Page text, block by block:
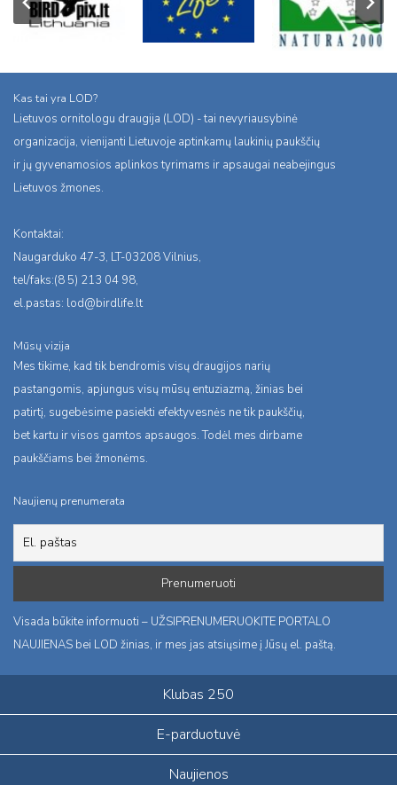
Kas tai yra LOD?
Lietuvos ornitologu draugija (LOD) - tai nevyriausybinė
organizacija, vienijanti Lietuvoje aptinkamų laukinių paukščių
ir jų gyvenamosios aplinkos tyrimams ir apsaugai neabejingus
Lietuvos žmones.
Kontaktai:
Naugarduko 47-3, LT-03208 Vilnius,
tel/faks:(8 5) 213 04 98,
el.pastas: lod@birdlife.lt
Mūsų vizija
Mes tikime, kad tik bendromis visų draugijos narių
pastangomis, apjungus visų mūsų entuziazmą, žinias bei
patirtį, sugebėsime pasiekti efektyvesnės ne tik paukščių,
bet kartu ir visos gamtos apsaugos. Todėl mes dirbame
paukščiams bei žmonėms.
Naujienų prenumerata
Visada būkite informuoti – UŽSIPRENUMERUOKITE PORTALO
NAUJIENAS bei LOD žinias, ir mes jas atsiųsime į Jūsų el. paštą.
Klubas 250
E-parduotuvė
Naujienos